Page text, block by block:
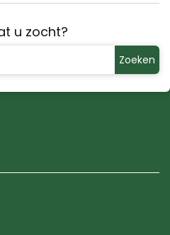
u zocht?
Zoeken